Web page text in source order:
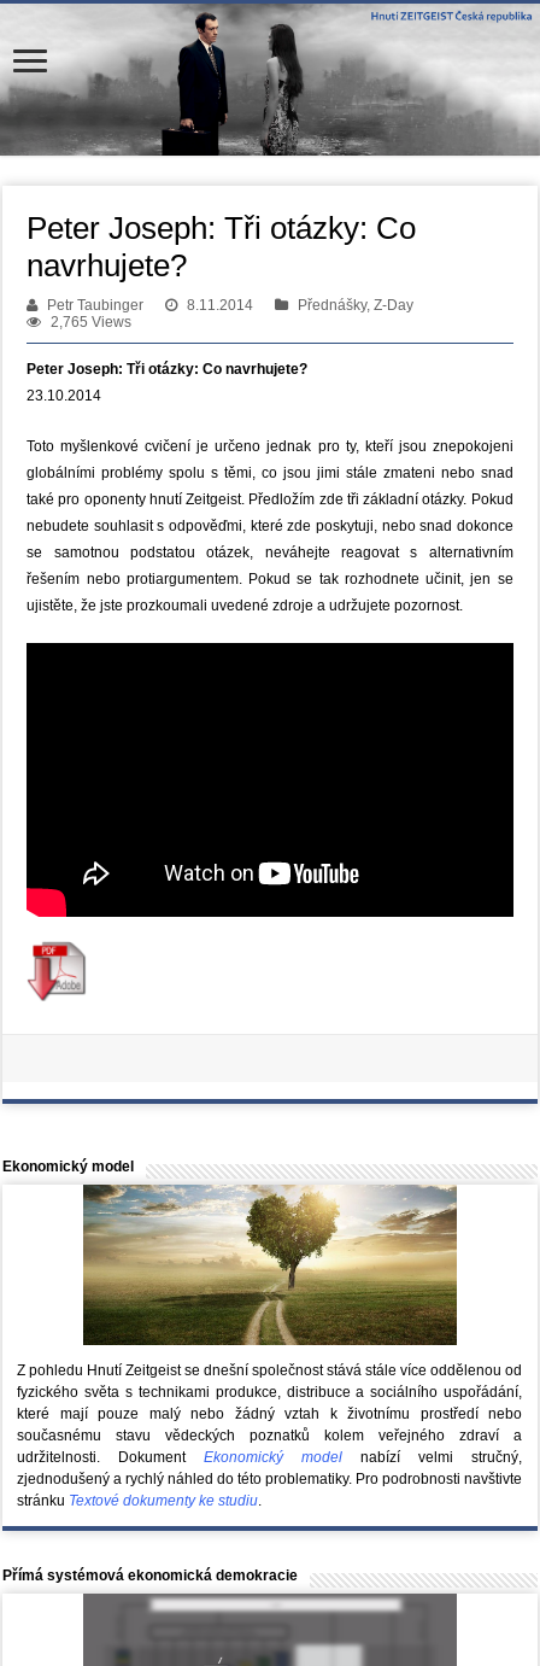
Peter Joseph: Tři otázky: Co
navrhujete?
Petr Taubinger 8.11.2014
Přednášky, Z-Day
2,765 Views
Peter Joseph: Tři otázky: Co navrhujete?
23.10.2014
Toto myšlenkové cvičení je určeno jednak pro ty, kteří jsou znepokojeni
globálními problémy spolu s těmi, co jsou jimi stále zmateni nebo snad
také pro oponenty hnutí Zeitgeist. Předložím zde tři základní otázky. Pokud
nebudete souhlasit s odpověďmi, které zde poskytuji, nebo snad dokonce
se samotnou podstatou otázek, neváhejte reagovat s alternativním
řešením nebo protiargumentem. Pokud se tak rozhodnete učinit, jen se
ujistěte, že jste prozkoumali uvedené zdroje a udržujete pozornost.
Ekonomický model
Z pohledu Hnutí Zeitgeist se dnešní společnost stává stále více oddělenou od
fyzického světa s technikami produkce, distribuce a sociálního uspořádání,
které mají pouze malý nebo žádný vztah k životnímu prostředí nebo
současnému stavu vědeckých poznatků kolem veřejného zdraví a
udržitelnosti. DokumentEkonomický model nabízí velmi stručný,
zjednodušený a rychlý náhled do této problematiky. Pro podrobnosti navštivte
stránku Textové dokumenty ke studiu.
Přímá systémová ekonomická demokracie